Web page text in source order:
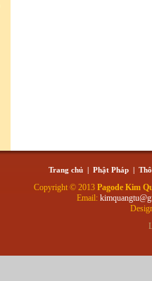
Trang chủ | Phật Pháp |
Copyright © 2013 Pagode Kim
Email: